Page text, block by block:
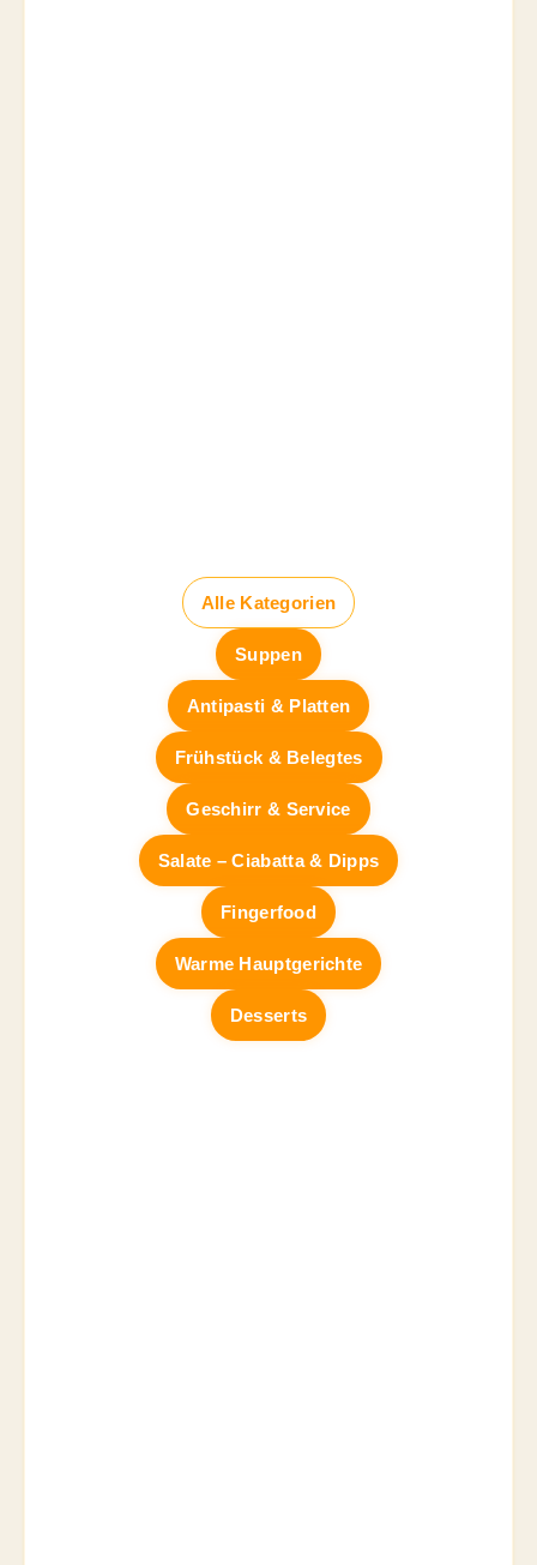
Suppen
Antipasti & Platten
Frühstück & Belegtes
Geschirr & Service
Salate – Ciabatta & Dipps
Fingerfood
Warme Hauptgerichte
Desserts
Alle Kategorien